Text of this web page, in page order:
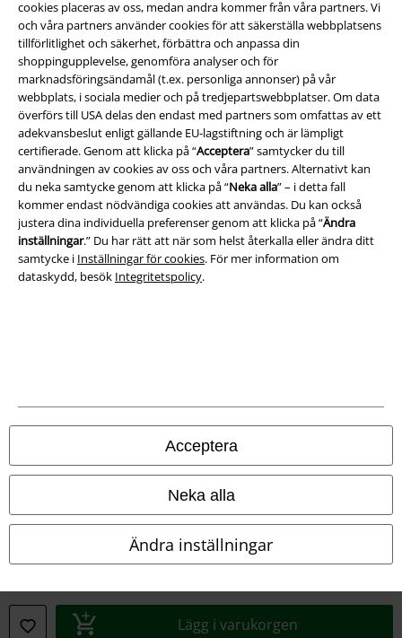
cookies placeras av oss, medan andra kommer från våra partners. Vi
och våra partners använder cookies för att säkerställa webbplatsens
tillförlitlighet och säkerhet, förbättra och anpassa din
shoppingupplevelse, genomföra analyser och för
marknadsföringsändamål (t.ex. personliga annonser) på vår
webbplats, i sociala medier och på tredjepartswebbplatser. Om data
överförs till USA delas den endast med partners som omfattas av ett
adekvansbeslut enligt gällande EU-lagstiftning och är lämpligt
certifierade. Genom att klicka på “Acceptera” samtycker du till
användningen av cookies av oss och våra partners. Alternativt kan
du neka samtycke genom att klicka på “Neka alla” – i detta fall
kommer endast nödvändiga cookies att användas. Du kan också
justera dina individuella preferenser genom att klicka på “Ändra
inställningar.” Du har rätt att när som helst återkalla eller ändra ditt
samtycke i Inställningar för cookies. För mer information om
dataskydd, besök Integritetspolicy.
Acceptera
Neka alla
Ändra inställningar
Lägg i varukorgen
Juridisk information/Villkor
Villkor
Om oss
Ladda ner villkoren
Avfallshantering och miljöskydd
Försäkran om överensstämmelse
Våra onlinebutiker
EMP France